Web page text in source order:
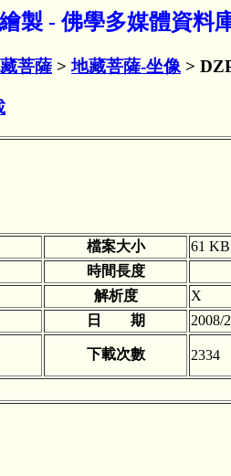
製 - 佛學多媒體資料
菩薩 >地藏菩薩-坐像 >
檔案大小
61 KB
時間長度
解析度
X
日 期 2008/
下載次數 2334